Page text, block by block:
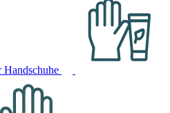
Handschuhe